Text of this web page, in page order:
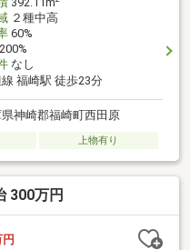
２種中高
60%
なし
福崎駅 徒歩23分
神崎郡福崎町西田原
上物有り
300万円